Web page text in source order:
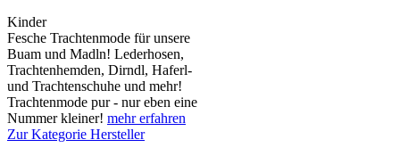
Kinder
Fesche Trachtenmode für unsere
Buam und Madln! Lederhosen,
Trachtenhemden, Dirndl, Haferl-
und Trachtenschuhe und mehr!
Trachtenmode pur - nur eben eine
Nummer kleiner! mehr erfahren
Zur Kategorie Hersteller